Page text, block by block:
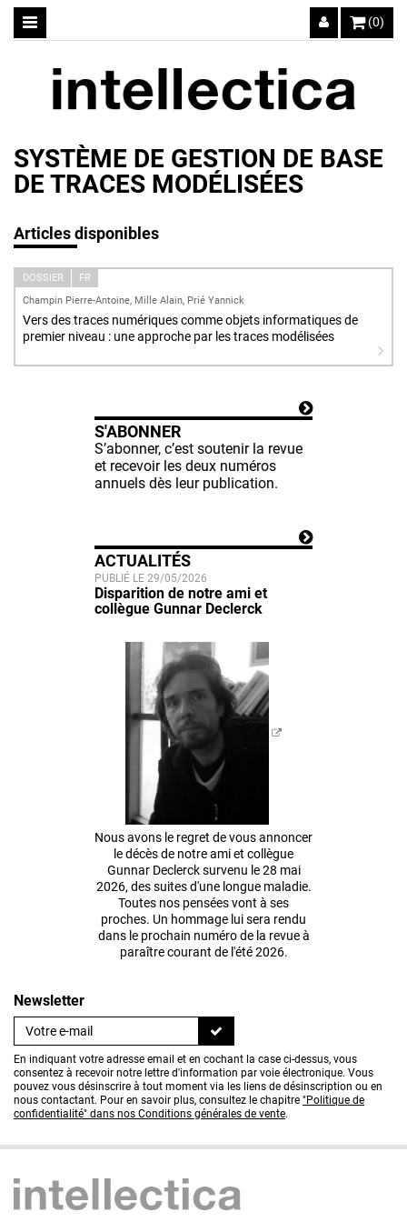
(0)
SYSTÈME DE GESTION DE BASE
DE TRACES MODÉLISÉES
Articles disponibles
DOSSIER
FR
Champin Pierre-Antoine, Mille Alain, Prié Yannick
Vers des traces numériques comme objets informatiques de
premier niveau : une approche par les traces modélisées
S'ABONNER
S’abonner, c’est soutenir la revue
et recevoir les deux numéros
annuels dès leur publication.
ACTUALITÉS
PUBLIÉ LE 29/05/2026
Disparition de notre ami et
collègue Gunnar Declerck
Nous avons le regret de vous annoncer
le décès de notre ami et collègue
Gunnar Declerck survenu le 28 mai
2026, des suites d'une longue maladie.
Toutes nos pensées vont à ses
proches. Un hommage lui sera rendu
dans le prochain numéro de la revue à
paraître courant de l'été 2026.
Newsletter
En indiquant votre adresse email et en cochant la case ci-dessus, vous
consentez à recevoir notre lettre d'information par voie électronique. Vous
pouvez vous désinscrire à tout moment via les liens de désinscription ou en
nous contactant. Pour en savoir plus, consultez le chapitre "Politique de
confidentialité" dans nos Conditions générales de vente.